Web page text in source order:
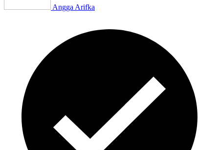
Angga Arifka